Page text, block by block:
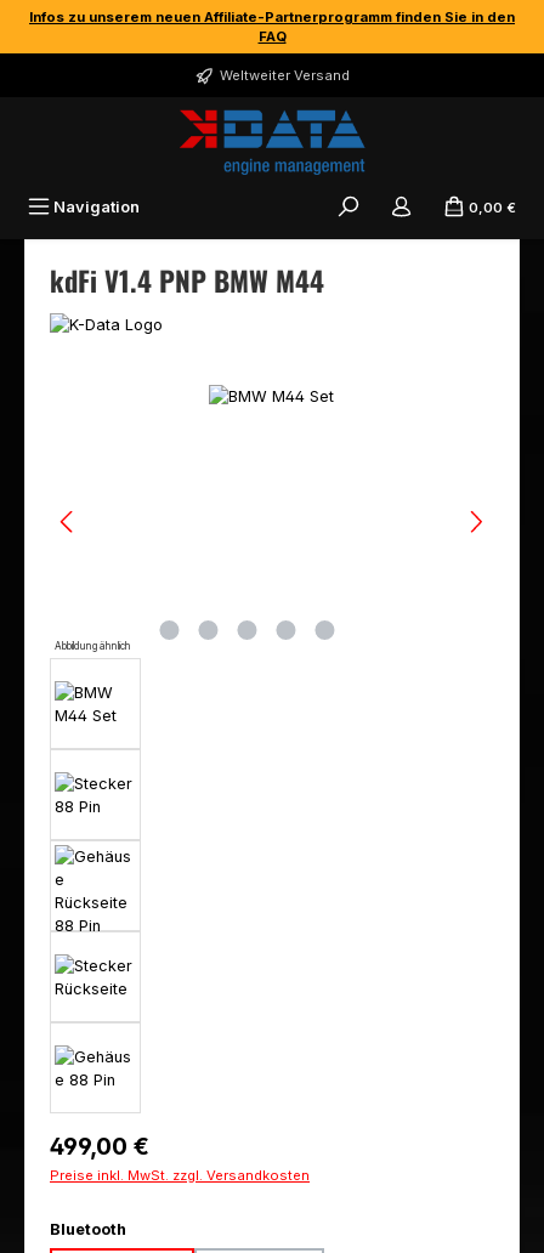
Zum Hauptinhalt springen
Infos zu unserem neuen Affiliate-Partnerprogramm finden Sie in den
FAQ
Weltweiter Versand
Navigation 0,00 €
kdFi V1.4 PNP BMW M44
Bildergalerie überspringen
Abbildung ähnlich
Regulärer Preis:
499,00 €
Preise inkl. MwSt. zzgl. Versandkosten
Bluetooth